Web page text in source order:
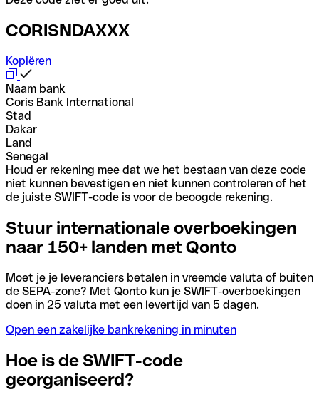
CORISNDAXXX
Kopiëren
Naam bank
Coris Bank International
Stad
Dakar
Land
Senegal
Houd er rekening mee dat we het bestaan van deze code
niet kunnen bevestigen en niet kunnen controleren of het
de juiste SWIFT-code is voor de beoogde rekening.
Stuur internationale overboekingen
naar 150+ landen met Qonto
Moet je je leveranciers betalen in vreemde valuta of buiten
de SEPA-zone? Met Qonto kun je SWIFT-overboekingen
doen in 25 valuta met een levertijd van 5 dagen.
Open een zakelijke bankrekening in minuten
Hoe is de SWIFT-code
georganiseerd?